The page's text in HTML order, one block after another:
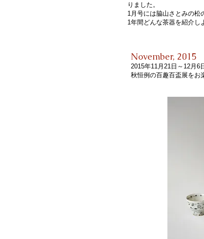
りました。
1月号には脇山さとみの松
1年間どんな茶器を紹介し
November, 2015
2015年11月21日～12月6
秋恒例の百趣百盃展をお